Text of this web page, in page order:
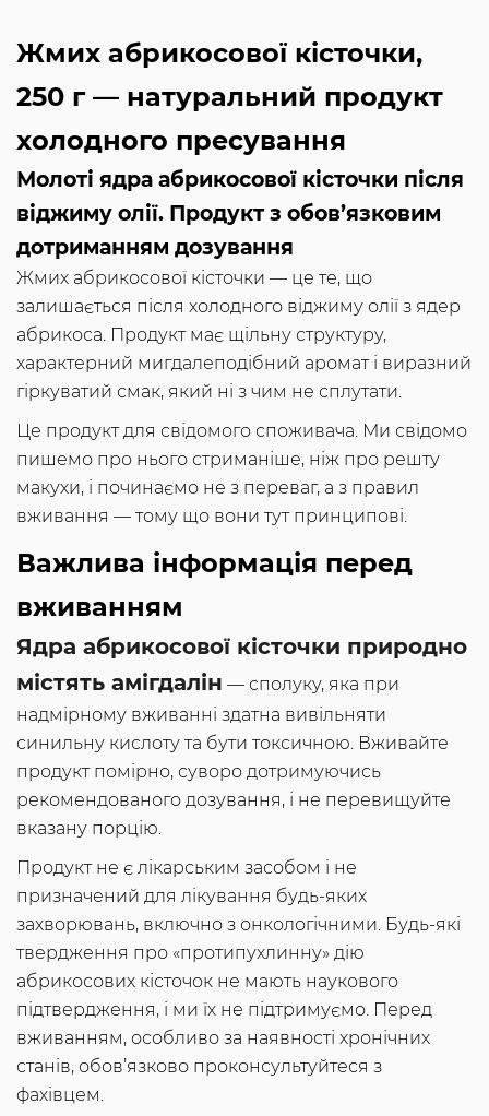
Жмих абрикосової кісточки,
250 г — натуральний продукт
холодного пресування
Молоті ядра абрикосової кісточки після
віджиму олії. Продукт з обов’язковим
дотриманням дозування
Жмих абрикосової кісточки — це те, що
залишається після холодного віджиму олії з ядер
абрикоса. Продукт має щільну структуру,
характерний мигдалеподібний аромат і виразний
гіркуватий смак, який ні з чим не сплутати.
Це продукт для свідомого споживача. Ми свідомо
пишемо про нього стриманіше, ніж про решту
макухи, і починаємо не з переваг, а з правил
вживання — тому що вони тут принципові.
Важлива інформація перед
вживанням
Ядра абрикосової кісточки природно
містять амігдалін — сполуку, яка при
надмірному вживанні здатна вивільняти
синильну кислоту та бути токсичною. Вживайте
продукт помірно, суворо дотримуючись
рекомендованого дозування, і не перевищуйте
вказану порцію.
Продукт не є лікарським засобом і не
призначений для лікування будь-яких
захворювань, включно з онкологічними. Будь-які
твердження про «протипухлинну» дію
абрикосових кісточок не мають наукового
підтвердження, і ми їх не підтримуємо. Перед
вживанням, особливо за наявності хронічних
станів, обов’язково проконсультуйтеся з
фахівцем.